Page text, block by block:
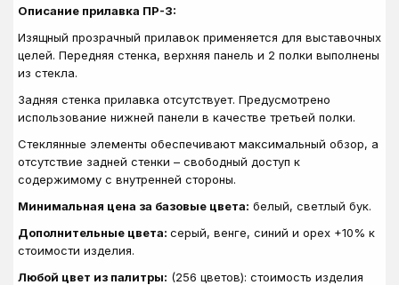
Описание прилавка ПР-3:
Изящный прозрачный прилавок применяется для выставочных
целей. Передняя стенка, верхняя панель и 2 полки выполнены
из стекла.
Задняя стенка прилавка отсутствует. Предусмотрено
использование нижней панели в качестве третьей полки.
Стеклянные элементы обеспечивают максимальный обзор, а
отсутствие задней стенки – свободный доступ к
содержимому с внутренней стороны.
Минимальная цена за базовые цвета: белый, светлый бук.
Дополнительные цвета: серый, венге, синий и орех +10% к
стоимости изделия.
Любой цвет из палитры: (256 цветов): стоимость изделия